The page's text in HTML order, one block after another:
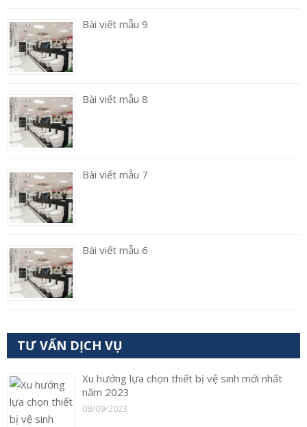
Bài viết mẫu 9
Bài viết mẫu 8
Bài viết mẫu 7
Bài viết mẫu 6
TƯ VẤN DỊCH VỤ
Xu hướng lựa chọn thiết bị vệ sinh mới nhất
năm 2023
08/09/2023